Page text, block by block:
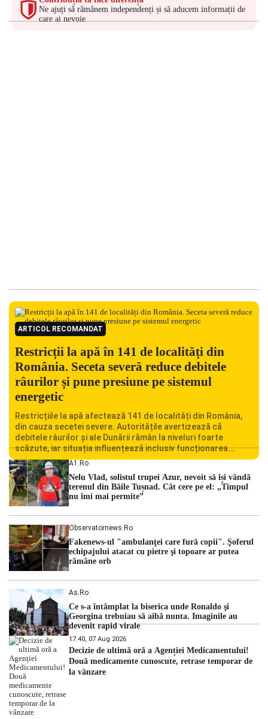
Ne ajuți să rămânem independenți și să aducem informații de
care ai nevoie
ARTICOL RECOMANDAT
Restricții la apă în 141 de localități din
România. Seceta severă reduce debitele
râurilor și pune presiune pe sistemul
energetic
Restricțiile la apă afectează 141 de localități din România,
din cauza secetei severe. Autoritățile avertizează că
debitele râurilor și ale Dunării rămân la niveluri foarte
scăzute, iar situația influențează inclusiv funcționarea
Centralei Nucleare de la Cernavodă. România se confruntă
cu una dintre cele mai dificile perioade din punct de vedere
hidrologic din ultimii ani. Lipsa […]
A1.ro
Nelu Vlad, solistul trupei Azur, nevoit să își vândă
terenul din Băile Tușnad. Cât cere pe el: „Timpul
nu îmi mai permite”
Observatornews.ro
Fakenews-ul "ambulanţei care fură copii". Şoferul
echipajului atacat cu pietre şi topoare ar putea
rămâne orb
As.ro
Ce s-a întâmplat la biserica unde Ronaldo şi
Georgina trebuiau să aibă nunta. Imaginile au
devenit rapid virale
17:40, 07 Aug 2026
Decizie de ultimă oră a Agenției Medicamentului!
Două medicamente cunoscute, retrase temporar de
la vânzare